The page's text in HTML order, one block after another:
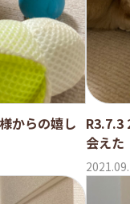
からの嬉し R3.7.3
会えた